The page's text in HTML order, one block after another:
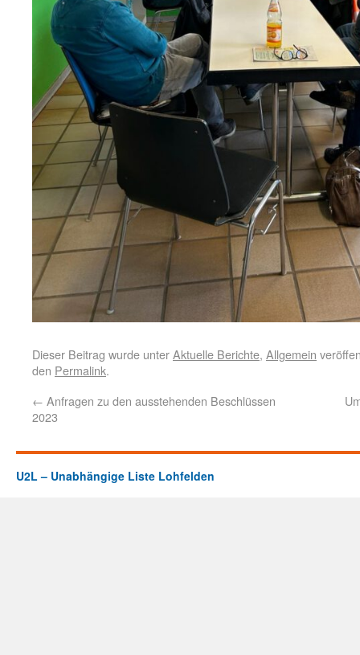
Dieser Beitrag wurde unterAktuelle Berichte, Allgemein
den Permalink.
← Anfragen zu den ausstehenden Beschlüssen
2023
U2L – Unabhängige Liste Lohfelden